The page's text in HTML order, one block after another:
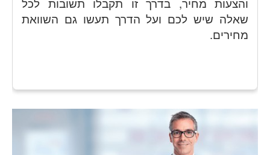
שאלה שיש לכם ועל הדרך תעשו גם השוואת
מחירים.